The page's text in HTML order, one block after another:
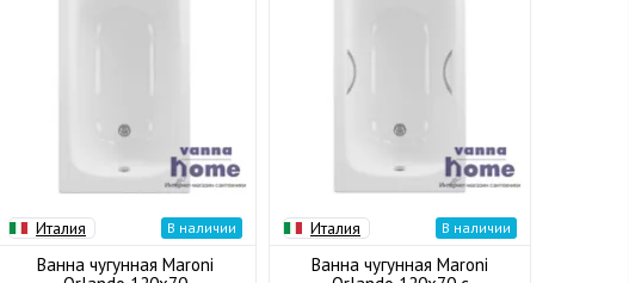
Италия В наличии
Ванна чугунная Maroni
Италия В наличии
Ванна чугунная Maroni